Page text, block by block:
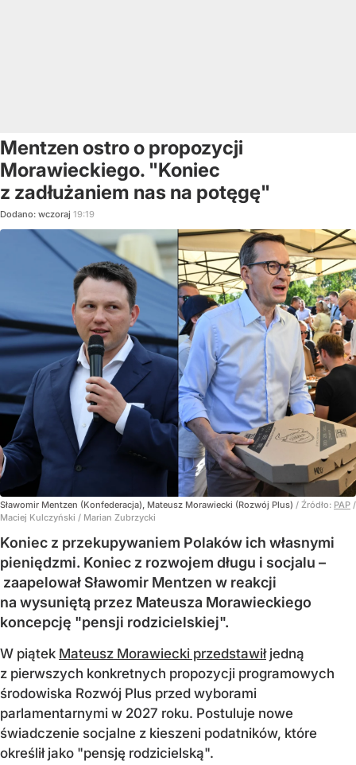
Mentzen ostro o propozycji
Morawieckiego. "Koniec
z zadłużaniem nas na potęgę"
Dodano: wczoraj 19:19
Sławomir Mentzen (Konfederacja), Mateusz Morawiecki (Rozwój Plus) / Źródło: PAP /
Maciej Kulczyński / Marian Zubrzycki
Koniec z przekupywaniem Polaków ich własnymi
pieniędzmi. Koniec z rozwojem długu i socjalu –
zaapelował Sławomir Mentzen w reakcji
na wysuniętą przez Mateusza Morawieckiego
koncepcję "pensji rodzicielskiej".
W piątek Mateusz Morawiecki przedstawiłjedną
z pierwszych konkretnych propozycji programowych
środowiska Rozwój Plus przed wyborami
parlamentarnymi w 2027 roku. Postuluje nowe
świadczenie socjalne z kieszeni podatników, które
określił jako "pensję rodzicielską".